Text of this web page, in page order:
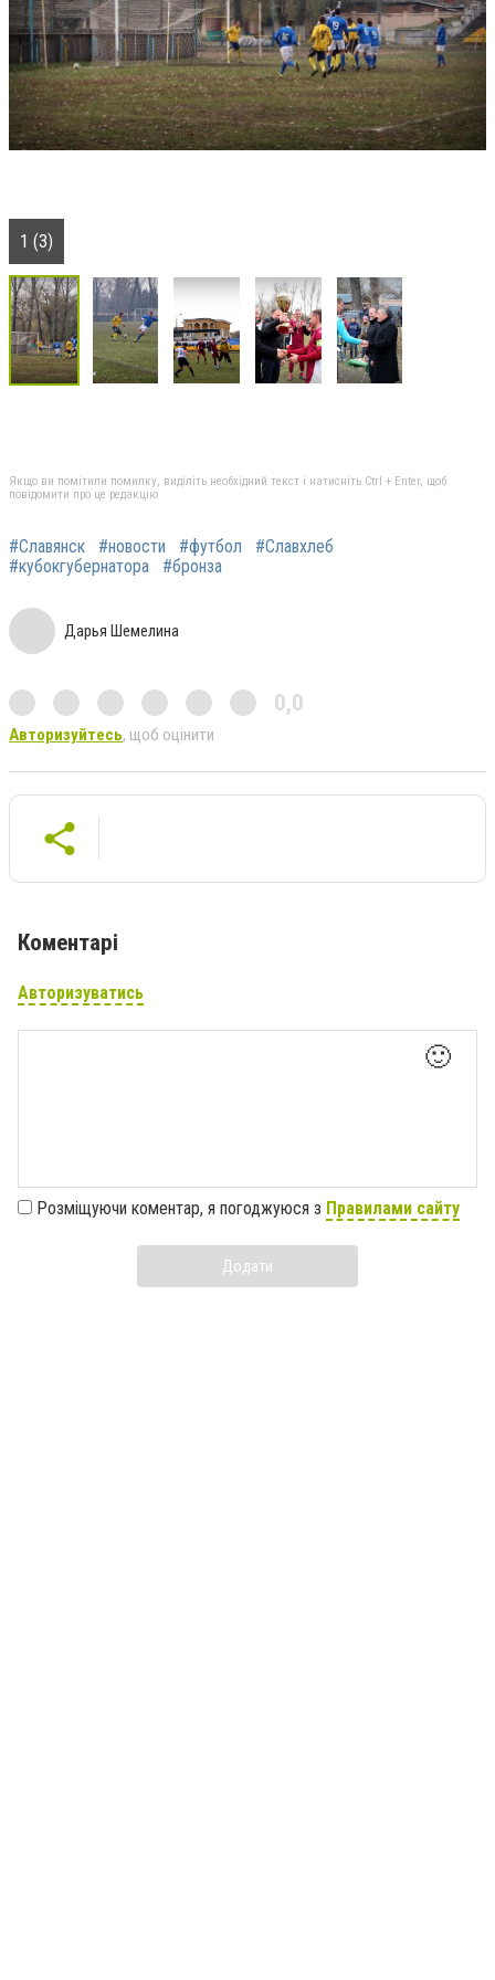
1 (3)
Якщо ви помітили помилку, виділіть необхідний текст і натисніть Ctrl + Enter, щоб
повідомити про це редакцію
#Славянск #новости #футбол
#Славхлеб
#кубокгубернатора
#бронза
Дарья Шемелина
0,0
Авторизуйтесь, щоб оцінити
Коментарі
Авторизуватись
🙂
Розміщуючи коментар, я погоджуюся з Правилами сайту
Додати